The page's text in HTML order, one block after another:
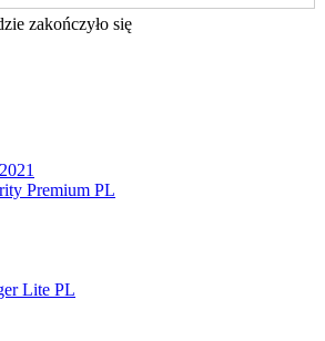
zakończyło się
Premium PL
Lite PL